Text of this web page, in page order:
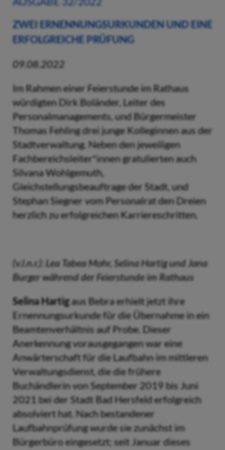
ZWEI ERNENNUNGSURKUNDEN UND EINE
ERFOLGREICHE PRÜFUNG
09.08.2022
Im Rahmen einer Feierstunde im Rathaus
würdigten Dirk Boländer, Leiter des
Personalmanagements, und Bürgermeister
Thomas Fehling drei junge Kolleginnen aus der
Stadtverwaltung. Neben den jeweiligen
Fachbereichsleiter*innen gratulierten auch
Silvana Wohlgemuth,
Gleichstellungsbeauftrage der Stadt, und
Stephan Siegner vom Personalrat den Dreien
herzlich zu erfolgreichen Karriereschritten.
(v.l.n.r.): Lea Tabea Mohr, Selina Hartig und Jana
Burger während der Feierstunde im Rathaus
Selina Hartigaus Bebra erhielt jetzt ihre
Ernennungsurkunde für die Übernahme in ein
Beamtenverhältnis auf Probe. Dieser
Anerkennung vorausgegangen war eine
Anwärterschaft für die Laufbahn im mittleren
Verwaltungsdienst, die die frühere
Buchändlerin von September 2019 bis Juni
2021 bei der Stadt Bad Hersfeld erfolgreich
absolviert hat. Nach bestandener
Laufbahnprüfung wurde sie zunächst im
Bürgerbüro eingesetzt; seit Januar dieses